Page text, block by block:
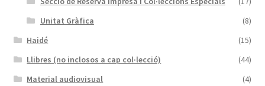
Unitat Gràfica
(8)
Haidé
(15)
Llibres (no inclosos a cap col·lecció)
(44)
Material audiovisual
(4)